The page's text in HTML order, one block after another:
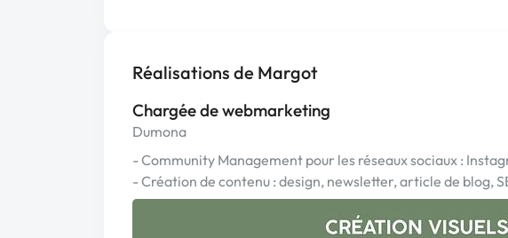
Réalisations de Margot
Chargée de webmarketing
Dumona
- Community Management pour les réseaux sociaux :
- Création de contenu : design, newsletter, article de blog,